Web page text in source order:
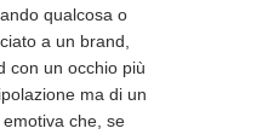
qualcosa o
a un brand,
con un occhio più
ma di un
che, se